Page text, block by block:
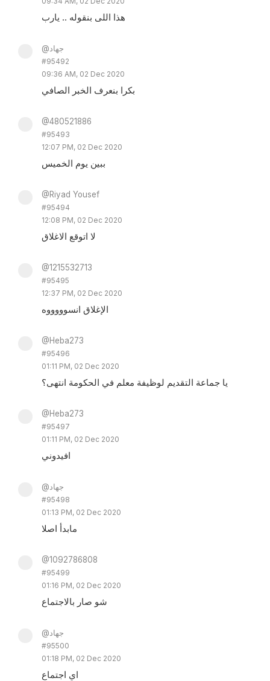
هذا اللى بنقوله .. يارب
@جهاد
#95492
09:36 AM, 02 Dec 2020
بكرا بنعرف الخبر الصافي
@480521886
#95493
12:07 PM, 02 Dec 2020
ببين يوم الخميس
@Riyad Yousef
#95494
12:08 PM, 02 Dec 2020
لا اتوقع الاغلاق
@1215532713
#95495
12:37 PM, 02 Dec 2020
الإغلاق انسوووووه
@Heba273
#95496
01:11 PM, 02 Dec 2020
يا جماعة التقديم لوظيفة معلم في الحكومة انتهى؟
@Heba273
#95497
01:11 PM, 02 Dec 2020
افيدوني
@جهاد
#95498
01:13 PM, 02 Dec 2020
مابدأ اصلا
@1092786808
#95499
01:16 PM, 02 Dec 2020
شو صار بالاجتماع
@جهاد
#95500
01:18 PM, 02 Dec 2020
اي اجتماع